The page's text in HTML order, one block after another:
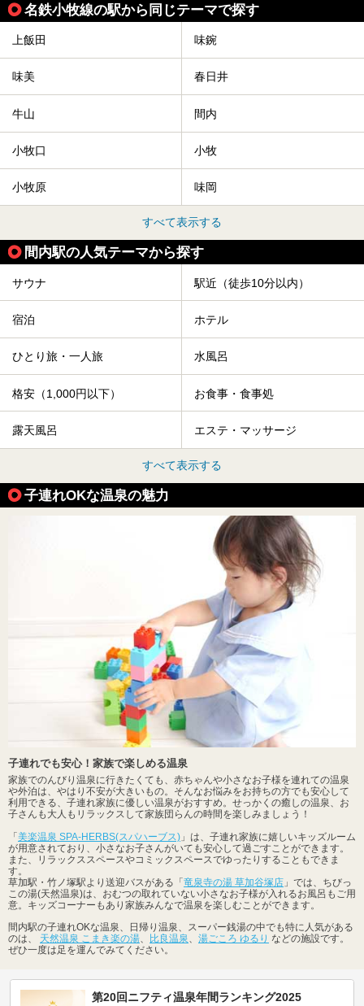
名鉄小牧線の駅から同じテーマで探す
上飯田 味鋺
味美 春日井
牛山 間内
小牧口 小牧
小牧原 味岡
すべて表示する
間内駅の人気テーマから探す
サウナ 駅近（徒歩10分以内）
宿泊 ホテル
ひとり旅・一人旅 水風呂
格安（1,000円以下） お食事・食事処
露天風呂 エステ・マッサージ
すべて表示する
子連れOKな温泉の魅力
子連れでも安心！家族で楽しめる温泉
家族でのんびり温泉に行きたくても、赤ちゃんや小さなお子様を連れての温泉
や外泊は、やはり不安が大きいもの。そんなお悩みをお持ちの方でも安心して
利用できる、子連れ家族に優しい温泉がおすすめ。せっかくの癒しの温泉、お
子さんも大人もリラックスして家族団らんの時間を楽しみましょう！
「美楽温泉 SPA-HERBS(スパハーブス) 」は、子連れ家族に嬉しいキッズルーム
が用意されており、小さなお子さんがいても安心して過ごすことができます。
また、リラックススペースやコミックスペースでゆったりすることもできま
す。
草加駅・竹ノ塚駅より送迎バスがある「竜泉寺の湯 草加谷塚店 」では、ちびっ
この湯(天然温泉)は、おむつの取れていない小さなお子様が入れるお風呂もご用
意。キッズコーナーもあり家族みんなで温泉を楽しむことができます。
間内駅の子連れOKな温泉、日帰り温泉、スーパー銭湯の中でも特に人気がある
のは、 天然温泉 こまき楽の湯 比良温泉 湯ごころ ゆるり などの施設です。
ぜひ一度は足を運んでみてください。
第20回ニフティ温泉年間ランキング2025